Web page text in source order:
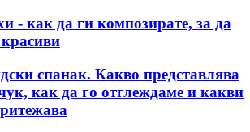
- как да ги композирате, за да
спанак. Какво представлява
как да го отглеждаме и какви